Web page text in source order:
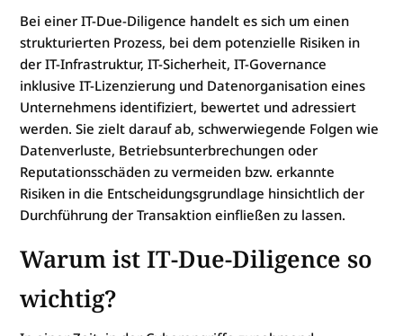
Bei einer IT-Due-Diligence handelt es sich um einen
strukturierten Prozess, bei dem potenzielle Risiken in
der IT-Infrastruktur, IT-Sicherheit, IT-Governance
inklusive IT-Lizenzierung und Datenorganisation eines
Unternehmens identifiziert, bewertet und adressiert
werden. Sie zielt darauf ab, schwerwiegende Folgen wie
Datenverluste, Betriebsunterbrechungen oder
Reputationsschäden zu vermeiden bzw. erkannte
Risiken in die Entscheidungsgrundlage hinsichtlich der
Durchführung der Transaktion einfließen zu lassen.
Warum ist IT-Due-Diligence so
wichtig?